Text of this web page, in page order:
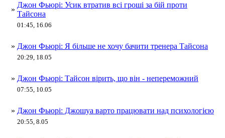
»
Джон Фьюрі: Усик втратив всі гроші за бій проти
Тайсона
01:45, 16.06
» Джон Фьюрі: Я більше не хочу бачити тренера Тайсона
20:29, 18.05
» Джон Фьюрі: Тайсон вірить, що він - непереможний
07:55, 10.05
» Джон Фьюрі: Джошуа варто працювати над психологією
20:55, 8.05